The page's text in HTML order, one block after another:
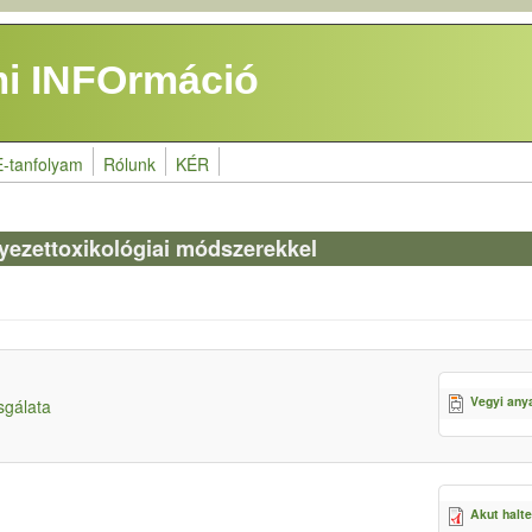
INFOrmáció
tanfolyam Rólunk KÉR
módszerekkel
Vegyi
Akut